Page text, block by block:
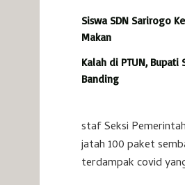
Siswa SDN Sarirogo
Makan
Kalah di PTUN, Bupati
Banding
staf Seksi
jatah 100 paket
terdampak covid